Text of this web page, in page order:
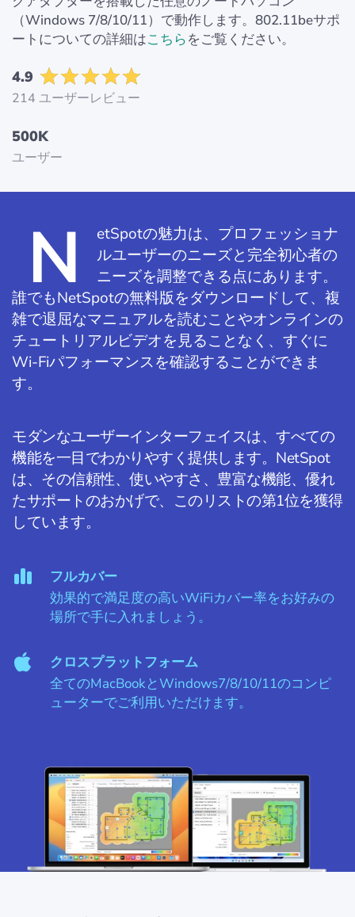
（Windows 7/8/10/11）で動作します。802.11beサポ
ートについての詳細はこちらをご覧ください。
4.9
214 ユーザーレビュー
500K
ユーザー
N
etSpotの魅力は、プロフェッショナ
ルユーザーのニーズと完全初心者の
ニーズを調整できる点にあります。
誰でもNetSpotの無料版をダウンロードして、複
雑で退屈なマニュアルを読むことやオンラインの
チュートリアルビデオを見ることなく、すぐに
Wi-Fiパフォーマンスを確認することができま
す。
モダンなユーザーインターフェイスは、すべての
機能を一目でわかりやすく提供します。NetSpot
は、その信頼性、使いやすさ、豊富な機能、優れ
たサポートのおかげで、このリストの第1位を獲得
しています。
フルカバー
効果的で満足度の高いWiFiカバー率をお好みの
場所で手に入れましょう。
クロスプラットフォーム
全てのMacBookとWindows7/8/10/11のコンピ
ューターでご利用いただけます。